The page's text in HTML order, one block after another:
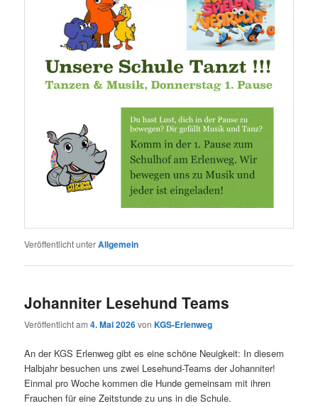
Veröffentlicht unterAllgemein
Johanniter Lesehund Teams
Veröffentlicht am4. Mai 2026vonKGS-Erlenweg
An der KGS Erlenweg gibt es eine schöne Neuigkeit: In diesem
Halbjahr besuchen uns zwei Lesehund-Teams der Johanniter!
Einmal pro Woche kommen die Hunde gemeinsam mit ihren
Frauchen für eine Zeitstunde zu uns in die Schule.